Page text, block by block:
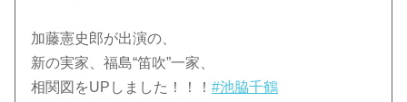
加藤憲史郎が出演の、
新の実家、福島“笛吹”一家、
相関図をUPしました！！！#池脇千鶴